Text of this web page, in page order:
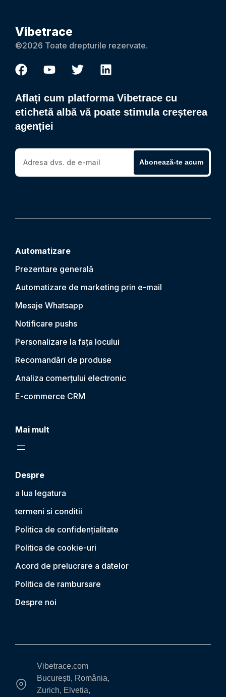
Vibetrace
©2026 Toate drepturile rezervate.
Aflați cum platforma Vibetrace cu
etichetă albă vă poate stimula creșterea
agenției
Abonează-te acum
Automatizare
Prezentare generală
Automatizare de marketing prin e-mail
Mesaje Whatsapp
Notificare pushs
Personalizare la fața locului
Recomandări de produse
Analiza comerțului electronic
E-commerce CRM
Mai mult
Despre
a lua legatura
termeni si conditii
Politica de confidențialitate
Politica de cookie-uri
Acord de prelucrare a datelor
Politica de rambursare
Despre noi
Vibetrace.com
București, România,
Zurich, Elvetia,